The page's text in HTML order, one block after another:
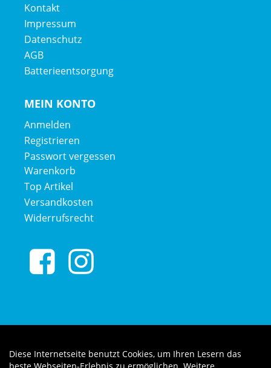
Kontakt
Impressum
Datenschutz
AGB
Batterieentsorgung
MEIN KONTO
Anmelden
Registrieren
Passwort vergessen
Warenkorb
Top Artikel
Versandkosten
Widerrufsrecht
Diese Internetseite benutzt Cookies, um Ihren Lesern das
Auftrag widerrufen